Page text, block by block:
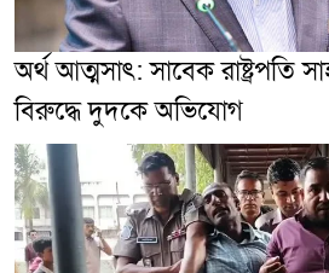
অর্থ আত্মসাৎ: সাবেক রাষ্ট্রপতি
বিরুদ্ধে দুদকে অভিযোগ